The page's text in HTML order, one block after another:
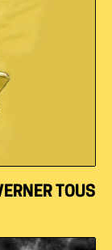
TOUS